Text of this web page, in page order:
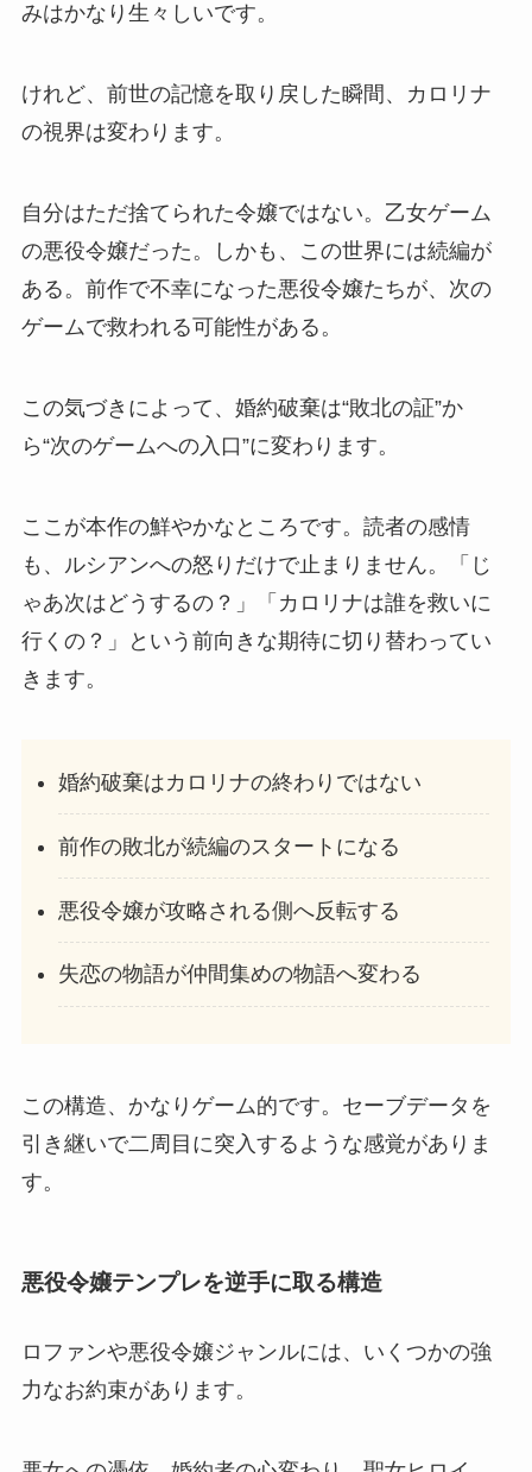
みはかなり生々しいです。
けれど、前世の記憶を取り戻した瞬間、カロリナ
の視界は変わります。
自分はただ捨てられた令嬢ではない。乙女ゲーム
の悪役令嬢だった。しかも、この世界には続編が
ある。前作で不幸になった悪役令嬢たちが、次の
ゲームで救われる可能性がある。
この気づきによって、婚約破棄は“敗北の証”か
ら“次のゲームへの入口”に変わります。
ここが本作の鮮やかなところです。読者の感情
も、ルシアンへの怒りだけで止まりません。「じ
ゃあ次はどうするの？」「カロリナは誰を救いに
行くの？」という前向きな期待に切り替わってい
きます。
婚約破棄はカロリナの終わりではない
前作の敗北が続編のスタートになる
悪役令嬢が攻略される側へ反転する
失恋の物語が仲間集めの物語へ変わる
この構造、かなりゲーム的です。セーブデータを
引き継いで二周目に突入するような感覚がありま
す。
悪役令嬢テンプレを逆手に取る構造
ロファンや悪役令嬢ジャンルには、いくつかの強
力なお約束があります。